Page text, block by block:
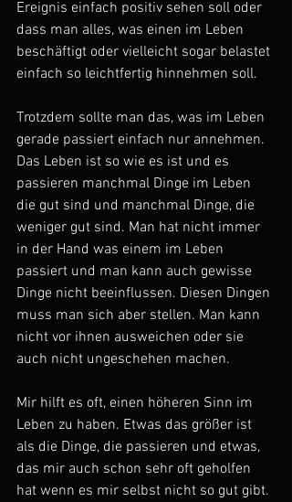
Ereignis einfach positiv sehen soll oder
dass man alles, was einen im Leben
beschäftigt oder vielleicht sogar belastet
einfach so leichtfertig hinnehmen soll.
Trotzdem sollte man das, was im Leben
gerade passiert einfach nur annehmen.
Das Leben ist so wie es ist und es
passieren manchmal Dinge im Leben
die gut sind und manchmal Dinge, die
weniger gut sind. Man hat nicht immer
in der Hand was einem im Leben
passiert und man kann auch gewisse
Dinge nicht beeinflussen. Diesen Dingen
muss man sich aber stellen. Man kann
nicht vor ihnen ausweichen oder sie
auch nicht ungeschehen machen.
Mir hilft es oft, einen höheren Sinn im
Leben zu haben. Etwas das größer ist
als die Dinge, die passieren und etwas,
das mir auch schon sehr oft geholfen
hat wenn es mir selbst nicht so gut gibt.